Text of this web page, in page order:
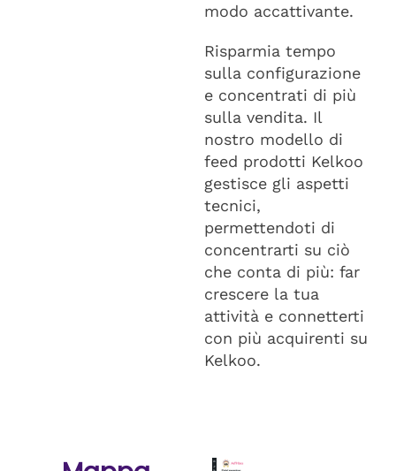
modo accattivante.
Risparmia tempo
sulla configurazione
e concentrati di più
sulla vendita. Il
nostro modello di
feed prodotti Kelkoo
gestisce gli aspetti
tecnici,
permettendoti di
concentrarti su ciò
che conta di più: far
crescere la tua
attività e connetterti
con più acquirenti su
Kelkoo.